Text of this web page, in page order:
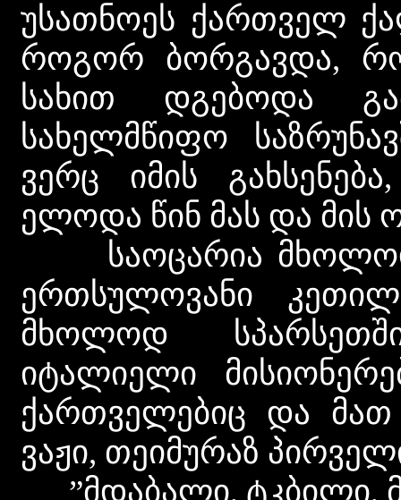
უსათნოეს ქართველ
როგორ ბორგავდა,
სახით დგებოდა
სახელმწიფო
ვერც იმის
ელოდა წინ მას და მის
საოცარია მხოლოდ
ერთსულოვანი
მხოლოდ
იტალიელი
ქართველებიც და მათ
ვაჟი, თეიმურაზ
”მდაბალი, ტკბილი,